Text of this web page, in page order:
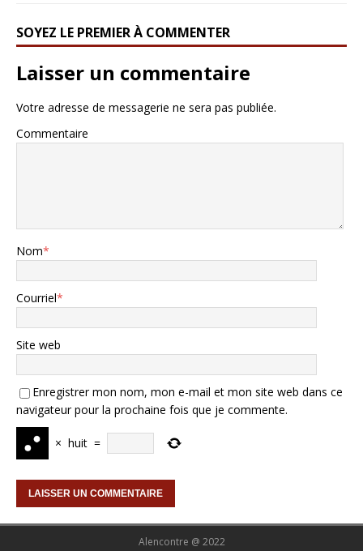
SOYEZ LE PREMIER À COMMENTER
Laisser un commentaire
Votre adresse de messagerie ne sera pas publiée.
Commentaire
Nom*
Courriel*
Site web
Enregistrer mon nom, mon e-mail et mon site web dans ce
navigateur pour la prochaine fois que je commente.
× huit =
Alencontre @ 2022